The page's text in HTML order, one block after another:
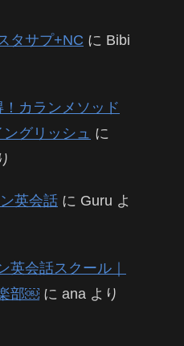
タサプ+NC に Bibi
カランメソッド
グリッシュ に
英会話 に Guru よ
英会話スクール｜
部￼ に ana より